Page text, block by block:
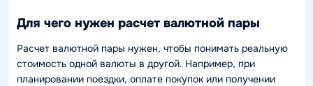
Для чего нужен расчет валютной пары
Расчет валютной пары нужен, чтобы понимать реальную
стоимость одной валюты в другой. Например, при
планировании поездки, оплате покупок или получении